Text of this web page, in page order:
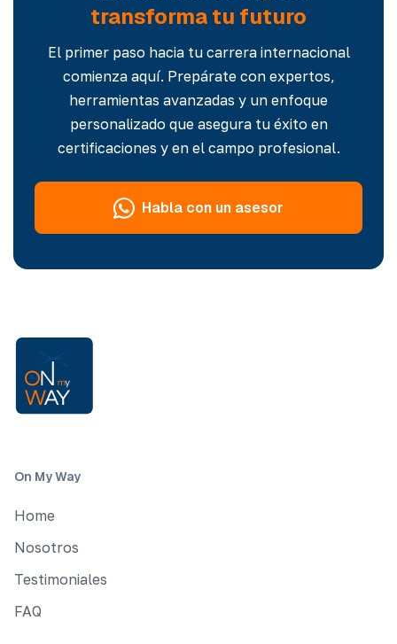
transforma tu futuro
El primer paso hacia tu carrera internacional
comienza aquí. Prepárate con expertos,
herramientas avanzadas y un enfoque
personalizado que asegura tu éxito en
certificaciones y en el campo profesional.
Habla con un asesor
On My Way
Home
Nosotros
Testimoniales
FAQ